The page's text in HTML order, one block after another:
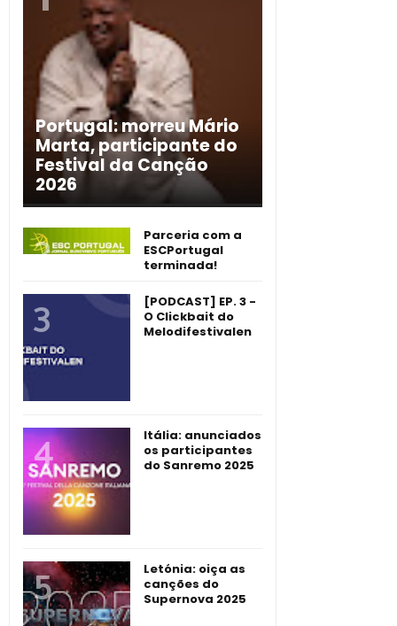
Portugal: morreu Mário
Marta, participante do
Festival da Canção
2026
Parceria com a
ESCPortugal
terminada!
[PODCAST] EP. 3 -
O Clickbait do
Melodifestivalen
Itália: anunciados
os participantes
do Sanremo 2025
Letónia: oiça as
canções do
Supernova 2025